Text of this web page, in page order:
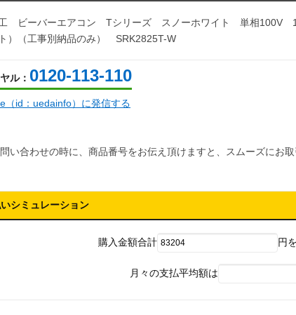
ビーバーエアコン Tシリーズ スノーホワイト 単相100V
）（工事別納品のみ） SRK2825T-W
ル： 0120-113-110
（id：uedainfo）に発信する
い合わせの時に、商品番号をお伝え頂けますと、スムーズにお取
シミュレーション
購入金額合計 円を
月々の支払平均額は